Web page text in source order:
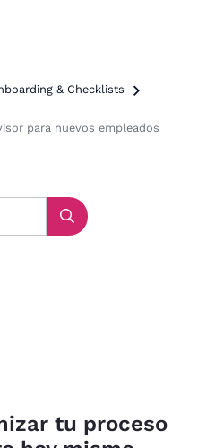
& Checklists 
para nuevos empleados
tu proceso